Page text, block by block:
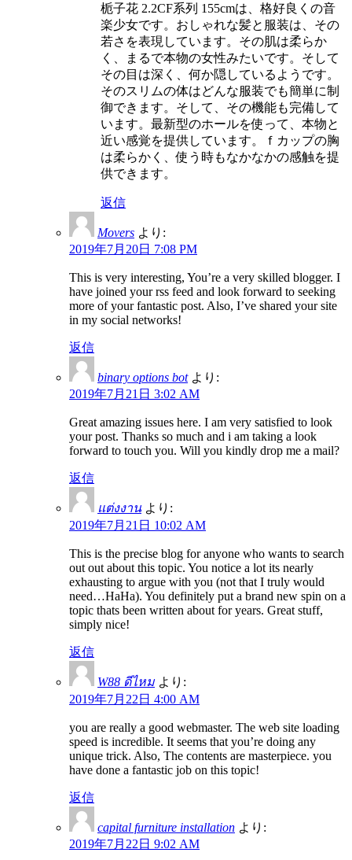
栀子花 2.2CF系列 155cmは、格好良くの音
楽少女です。おしゃれな髪と服装は、その
若さを表現しています。その肌は柔らか
く、まるで本物の女性みたいです。そして
その目は深く、何か隠しているようです。
そのスリムの体はどんな服装でも簡単に制
御できます。そして、その機能も完備して
います。最新型のホールを使って、本物と
近い感覚を提供しています。ｆカップの胸
は柔らかく、使う時もなかなかの感触を提
供できます。
返信
Movers より:
2019年7月20日 7:08 PM
This is very interesting, You’re a very skilled blogger. I
have joined your rss feed and look forward to seeking
more of your fantastic post. Also, I’ve shared your site
in my social networks!
返信
binary options bot より:
2019年7月21日 3:02 AM
Great amazing issues here. I am very satisfied to look
your post. Thanks so much and i am taking a look
forward to touch you. Will you kindly drop me a mail?
返信
แต่งงาน より:
2019年7月21日 10:02 AM
This is the precise blog for anyone who wants to search
out out about this topic. You notice a lot its nearly
exhausting to argue with you (not that I truly would
need…HaHa). You definitely put a brand new spin on a
topic thats been written about for years. Great stuff,
simply nice!
返信
W88 ดีไหม より:
2019年7月22日 4:00 AM
you are really a good webmaster. The web site loading
speed is incredible. It seems that you’re doing any
unique trick. Also, The contents are masterpiece. you
have done a fantastic job on this topic!
返信
capital furniture installation より:
2019年7月22日 9:02 AM